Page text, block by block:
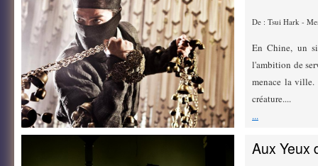
De : Tsui Hark -
En Chine, un
l'ambition de
menace la ville.
créature....
...
Aux Yeux